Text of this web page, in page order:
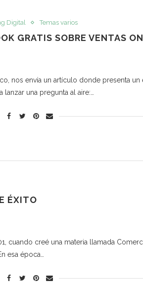
Digital Temas varios
GRATIS SOBRE VENTAS
nos envía un artículo donde presenta
una pregunta al aire:…
ÉXITO
cuando creé una materia llamada
esa época…